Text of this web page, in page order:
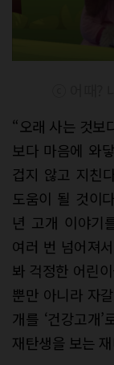
“오래 사는 것보
보다 마음에 와
겁지 않고 지친
도움이 될 것이
년 고개 이야기
여러 번 넘어져
봐 걱정한 어린
뿐만 아니라 자
개를 ‘건강고개
재탄생을 보는